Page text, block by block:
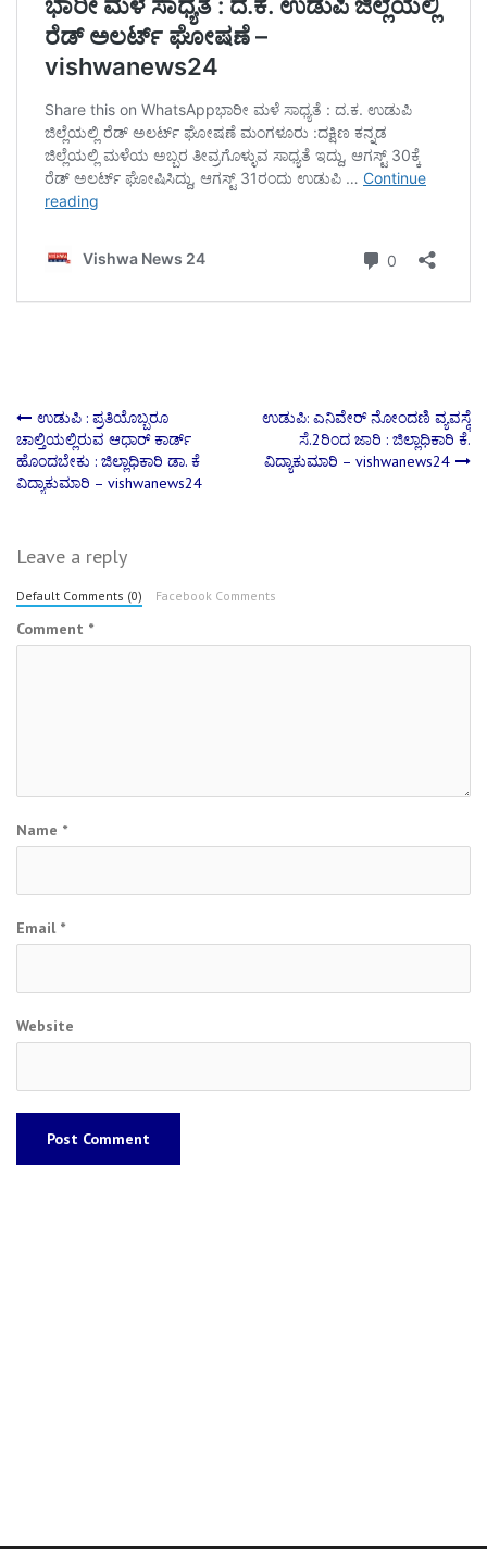
Post
navigation
ಉಡುಪಿ : ಪ್ರತಿಯೊಬ್ಬರೂ
ಚಾಲ್ತಿಯಲ್ಲಿರುವ ಆಧಾರ್ ಕಾರ್ಡ್
ಹೊಂದಬೇಕು : ಜಿಲ್ಲಾಧಿಕಾರಿ ಡಾ. ಕೆ
ವಿದ್ಯಾಕುಮಾರಿ – vishwanews24
ಉಡುಪಿ: ಎನಿವೇರ್‌ ನೋಂದಣಿ ವ್ಯವಸ್ಥೆ
ಸೆ.2ರಿಂದ ಜಾರಿ : ಜಿಲ್ಲಾಧಿಕಾರಿ ಕೆ.
ವಿದ್ಯಾಕುಮಾರಿ – vishwanews24
Leave a reply
Default Comments (0) Facebook Comments
Comment *
Name *
Email *
Website